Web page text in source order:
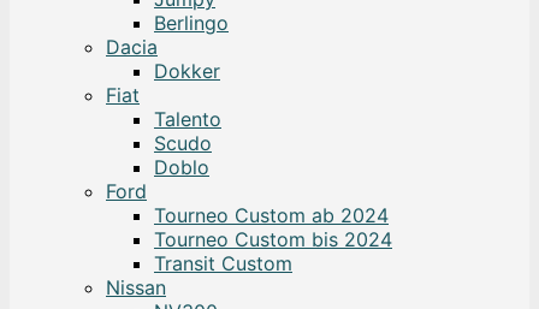
Berlingo
Dacia
Dokker
Fiat
Talento
Scudo
Doblo
Ford
Tourneo Custom ab 2024
Tourneo Custom bis 2024
Transit Custom
Nissan